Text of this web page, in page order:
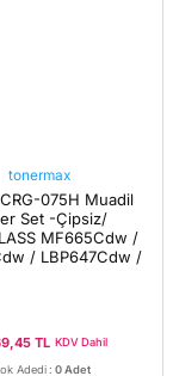
tonermax
075H Muadil
Set -Çipsiz/
MF665Cdw /
/ LBP647Cdw /
TL KDV Dahil
Adedi : 0 Adet